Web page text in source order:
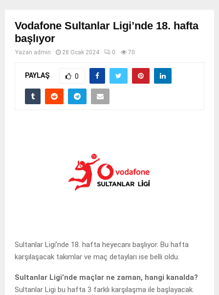
Vodafone Sultanlar Ligi’nde 18. hafta
başlıyor
Yazan admin 28 Ocak 2024 0 70
PAYLAŞ 0
Sultanlar Ligi’nde 18. hafta heyecanı başlıyor. Bu hafta
karşılaşacak takımlar ve maç detayları ise belli oldu.
Sultanlar Ligi’nde maçlar ne zaman, hangi kanalda?
Sultanlar Ligi bu hafta 3 farklı karşılaşma ile başlayacak.